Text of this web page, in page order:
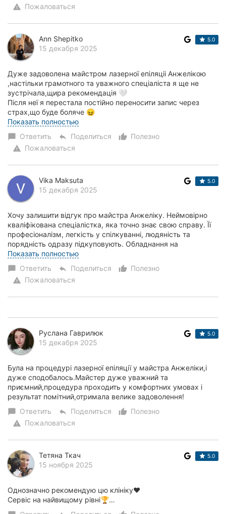
warning Пожаловаться
Ann Shepitko
15 декабря 2025
5.0
Дуже задоволена майстром лазерної епіляціі Анжелікою
,настільки грамотного та уважного спеціаліста я ще не
зустрічала,щира рекомендація 🤍
Після неї я перестала постійно переносити запис через
страх,що буде боляче 😖
Тому якщо ви хочете гарного результ...
Показать полностью
chat_bubble Ответить reply Поделиться thumb_up_alt
Полезно
warning Пожаловаться
Vika Maksuta
15 декабря 2025
5.0
Хочу залишити відгук про майстра Анжеліку. Неймовірно
кваліфікована спеціалістка, яка точно знає свою справу. Її
професіоналізм, легкість у спілкуванні, людяність та
порядність одразу підкуповують. Обладнання на
найвищому рівні, а результат вражає:...
Показать полностью
chat_bubble Ответить reply Поделиться thumb_up_alt
Полезно
warning Пожаловаться
Руслана Гаврилюк
15 декабря 2025
5.0
Була на процедурі лазерної епіляції у майстра Анжеліки,і
дуже сподобалось.Майстер дуже уважний та
приємний,процедура проходить у комфортних умовах і
результат помітний,отримала велике задоволення!
chat_bubble Ответить reply Поделиться thumb_up_alt
Полезно
warning Пожаловаться
Тетяна Ткач
15 ноября 2025
5.0
Однозначно рекомендую цю клініку❤️
Сервіс на найвищому рівні🏆…